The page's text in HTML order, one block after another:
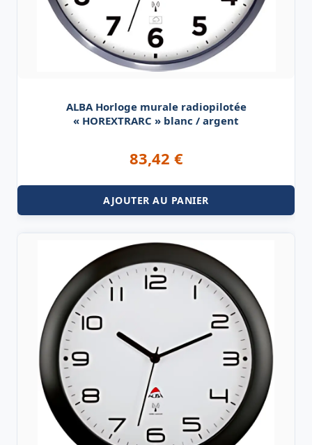
ALBA Horloge murale radiopilotée
« HOREXTRARC » blanc / argent
83,42 €
AJOUTER AU PANIER